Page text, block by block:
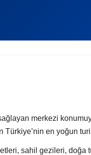
merkezi
en yoğun
sahil gezileri, doğa